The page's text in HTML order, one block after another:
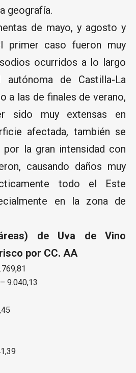
geografía.
de mayo, y agosto y
primer caso fueron muy
ocurridos a lo largo
de Castilla-La
a las de finales de verano,
sido muy extensas en
afectada, también se
por la gran intensidad con
causando daños muy
todo el Este
en la zona de
de Uva de Vino
por CC. AA
9.040,13